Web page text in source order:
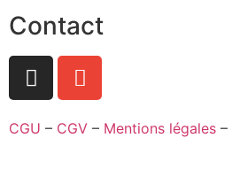
Contact
CGU – CGV – Mentions légales –